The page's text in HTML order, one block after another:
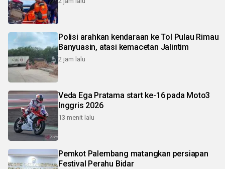
Polisi arahkan kendaraan ke Tol Pulau Rimau
Banyuasin, atasi kemacetan Jalintim
2 jam lalu
Veda Ega Pratama start ke-16 pada Moto3
Inggris 2026
13 menit lalu
Pemkot Palembang matangkan persiapan
Festival Perahu Bidar